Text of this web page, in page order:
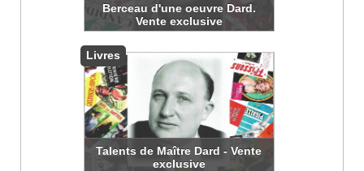
Berceau d'une oeuvre Dard.
Vente exclusive
Livres
Talents de Maître Dard - Vente
exclusive